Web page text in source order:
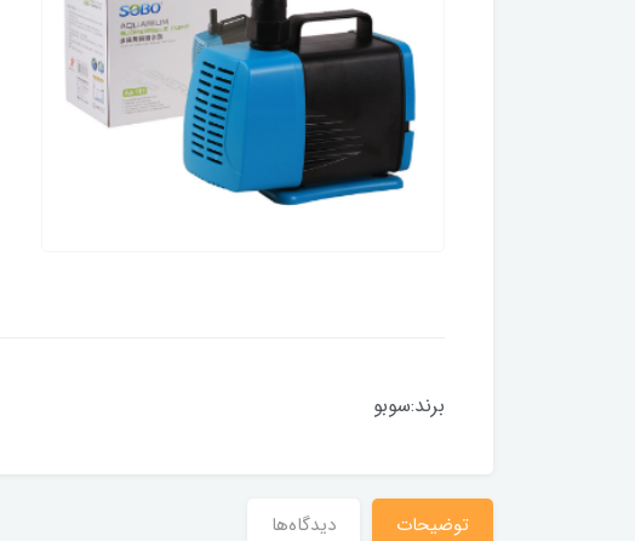
برند:سوبو
توضیحات دیدگاه‌ها